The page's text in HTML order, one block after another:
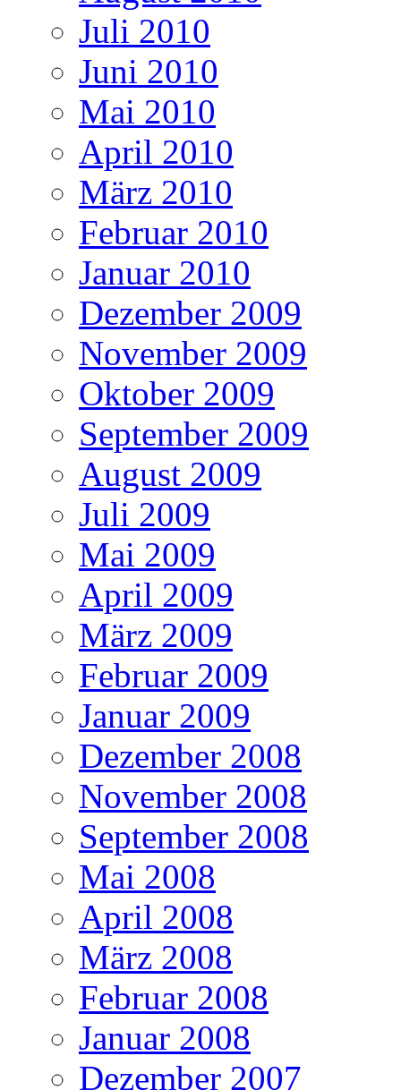
Juli 2010
Juni 2010
Mai 2010
April 2010
März 2010
Februar 2010
Januar 2010
Dezember 2009
November 2009
Oktober 2009
September 2009
August 2009
Juli 2009
Mai 2009
April 2009
März 2009
Februar 2009
Januar 2009
Dezember 2008
November 2008
September 2008
Mai 2008
April 2008
März 2008
Februar 2008
Januar 2008
Dezember 2007